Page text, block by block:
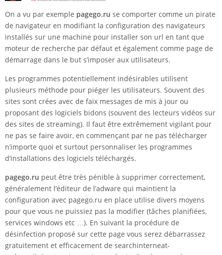
On a vu par exemple pagego.ru se comporter comme un pirate
de navigateur en modifiant la configuration des navigateurs
installés sur une machine pour installer son url en tant que
moteur de recherche par défaut et également comme page de
démarrage dans le but s’imposer aux utilisateurs.
Les programmes potentiellement indésirables utilisent
plusieurs méthode pour piéger les utilisateurs. Souvent des
sites sont crées avec de faix messages de mis à jour ou
proposant des logiciels bidons (souvent des lecteurs vidéos sur
des sites de streaming). Il faut être extrêmement vigilant pour
ne pas se faire avoir, en commençant par ne pas télécharger
n’importe quoi et surtout personnaliser les programmes
d’installations des logiciels téléchargés.
pagego.ru peut être très pénible à supprimer correctement,
généralement l’éditeur de l’adware qui maintient la
configuration avec pagego.ru en place utilise divers moyens
pour que vous ne puissiez pas la modifier (tâches planifiées,
services windows etc …). En suivant la procédure de
désinfection proposé sur cette page vous serez débarrassez
gratuitement et efficacement de searchinterneat-